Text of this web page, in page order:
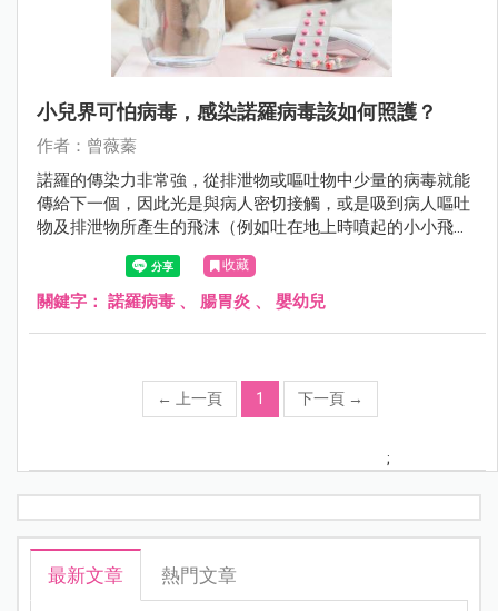
小兒界可怕病毒，感染諾羅病毒該如何照護？
作者：曾薇蓁
諾羅的傳染力非常強，從排泄物或嘔吐物中少量的病毒就能
傳給下一個，因此光是與病人密切接觸，或是吸到病人嘔吐
物及排泄物所產生的飛沫（例如吐在地上時噴起的小小飛
沫）也可能受感染。
收藏
關鍵字： 諾羅病毒 、 腸胃炎 、 嬰幼兒
← 上一頁 1 下一頁 →
;
最新文章 熱門文章